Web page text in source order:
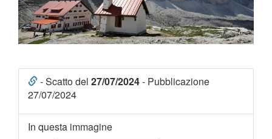
- Scatto del 27/07/2024- Pubblicazione
27/07/2024
In questa immagine